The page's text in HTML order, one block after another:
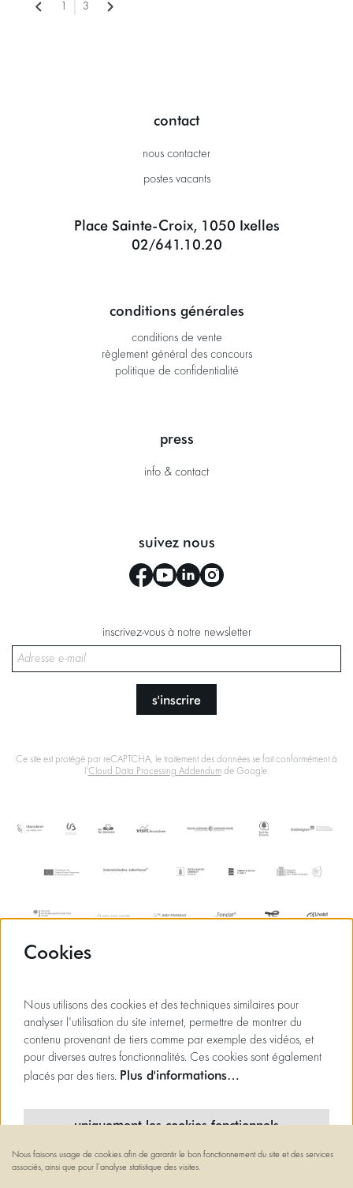
3
contact
nous contacter
postes vacants
Place Sainte-Croix, 1050 Ixelles
02/641.10.20
conditions générales
conditions de vente
règlement général des concours
politique de confidentialité
press
info & contact
suivez nous
inscrivez-vous à notre newsletter
s'inscrire
Ce site est protégé par reCAPTCHA, le traitement des données se fait conformément à
l'Cloud Data Processing Addendumde Google.
Cookies
Nous utilisons des cookies et des techniques similaires pour
analyser l'utilisation du site internet, permettre de montrer du
contenu provenant de tiers comme par exemple des vidéos, et
pour diverses autres fonctionnalités. Ces cookies sont également
placés par des tiers. Plus d'informations…
uniquement les cookies fonctionnels
cookies minimaux
Nous faisons usage de cookies afin de garantir le bon fonctionnement du site et des services
associés, ainsi que pour l’analyse statistique des visites.